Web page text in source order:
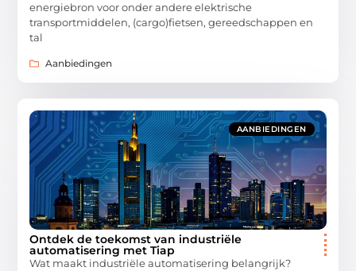
energiebron voor onder andere elektrische
transportmiddelen, (cargo)fietsen, gereedschappen en
tal
Aanbiedingen
AANBIEDINGEN
Ontdek de toekomst van industriële
automatisering met Tiap
Wat maakt industriële automatisering belangrijk?